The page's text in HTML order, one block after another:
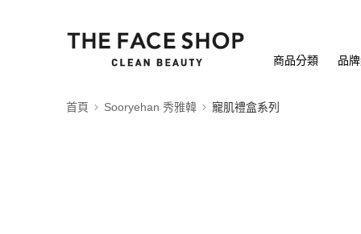
商品分類 品
首頁 Sooryehan 秀雅韓 寵肌禮盒系列